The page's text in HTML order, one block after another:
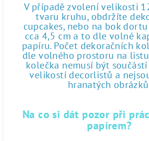
V případě zvolení velikosti
tvaru kruhu, obdržíte
cupcakes, nebo na bok
cca 4,5 cm a to dle volné
papíru. Počet dekoračních
dle volného prostoru na
kolečka nemusí být
velikostí decorlistů a
hranatých
Na co si dát pozor při
papírem?